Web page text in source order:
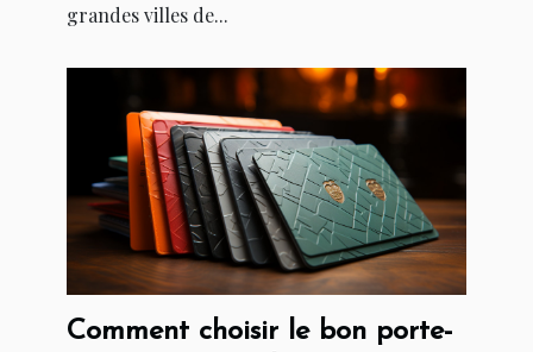
grandes villes de...
Comment choisir le bon porte-